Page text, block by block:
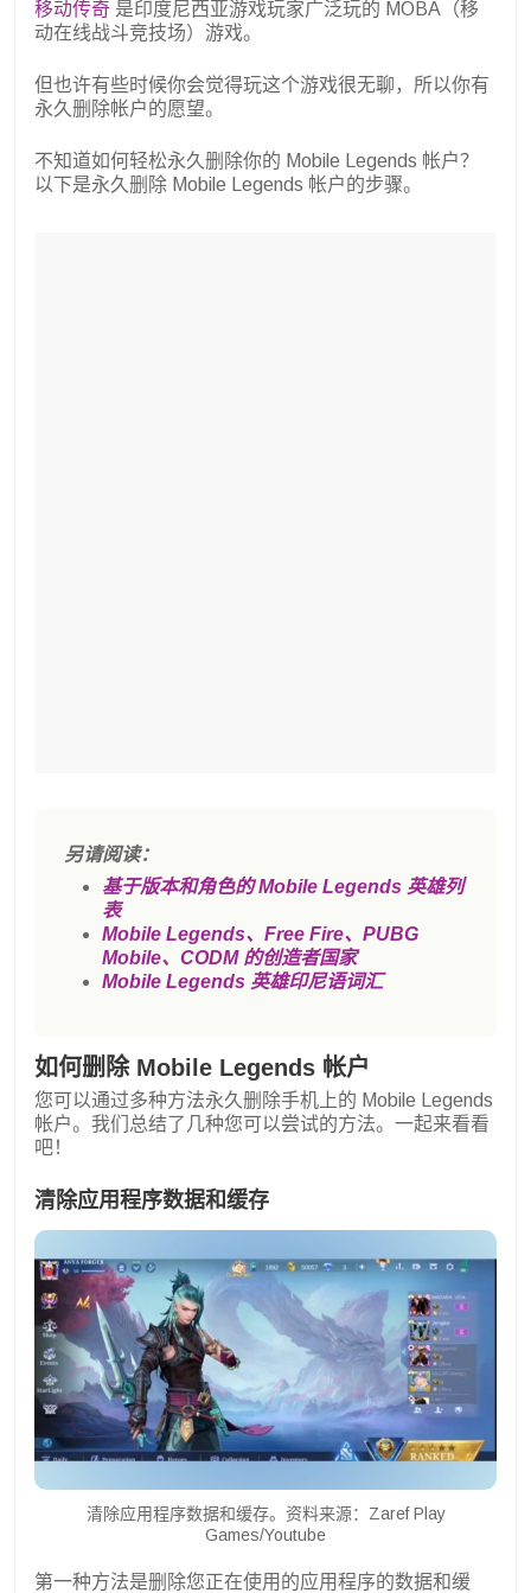
移动传奇 是印度尼西亚游戏玩家广泛玩的 MOBA（移
动在线战斗竞技场）游戏。
但也许有些时候你会觉得玩这个游戏很无聊，所以你有
永久删除帐户的愿望。
不知道如何轻松永久删除你的 Mobile Legends 帐户？
以下是永久删除 Mobile Legends 帐户的步骤。
另请阅读：
基于版本和角色的 Mobile Legends 英雄列
表
Mobile Legends、Free Fire、PUBG
Mobile、CODM 的创造者国家
Mobile Legends 英雄印尼语词汇
如何删除 Mobile Legends 帐户
您可以通过多种方法永久删除手机上的 Mobile Legends
帐户。我们总结了几种您可以尝试的方法。一起来看看
吧！
清除应用程序数据和缓存
清除应用程序数据和缓存。资料来源：Zaref Play
Games/Youtube
第一种方法是删除您正在使用的应用程序的数据和缓